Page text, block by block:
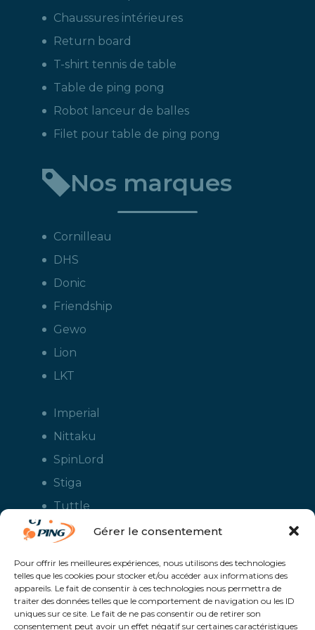
Gérer le consentement
Pour offrir les meilleures expériences, nous utilisons des technologies
telles que les cookies pour stocker et/ou accéder aux informations des
appareils. Le fait de consentir à ces technologies nous permettra de
traiter des données telles que le comportement de navigation ou les ID
uniques sur ce site. Le fait de ne pas consentir ou de retirer son
consentement peut avoir un effet négatif sur certaines caractéristiques
Chaussures intérieures
Return board
T-shirt tennis de table
Table de ping pong
Robot lanceur de balles
Filet pour table de ping pong
Nos marques
Cornilleau
DHS
Donic
Friendship
Gewo
Lion
LKT
Imperial
Nittaku
SpinLord
Stiga
Tuttle
Xiom